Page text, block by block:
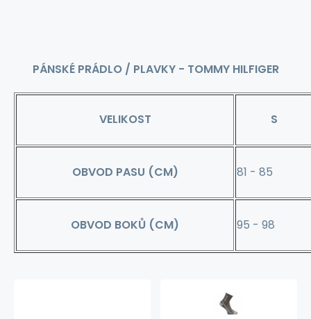
PÁNSKÉ PRÁDLO / PLAVKY - TOMMY HILFIGER
VELIKOST S
OBVOD PASU (CM) 81 - 85
OBVOD BOKŮ (CM) 95 - 98